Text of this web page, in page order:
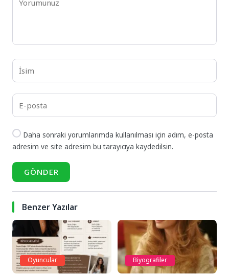
Daha sonraki yorumlarımda kullanılması için adım, e-posta
adresim ve site adresim bu tarayıcıya kaydedilsin.
GÖNDER
Benzer Yazılar
Oyuncular Biyografiler